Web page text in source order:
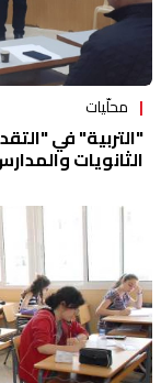
محلّيات
"التربية" في
الثانويات